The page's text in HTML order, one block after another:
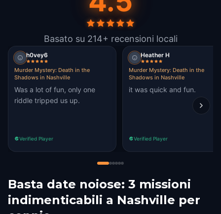
Basato su 214+ recensioni locali
h0vey6
Murder Mystery: Death in the
Shadows in Nashville
Was a lot of fun, only one
riddle tripped us up.
Verified Player
Heather H
Murder Mystery: Death in the
Shadows in Nashville
it was quick and fun.
Verified Player
Basta date noiose: 3 missioni
indimenticabili a Nashville per